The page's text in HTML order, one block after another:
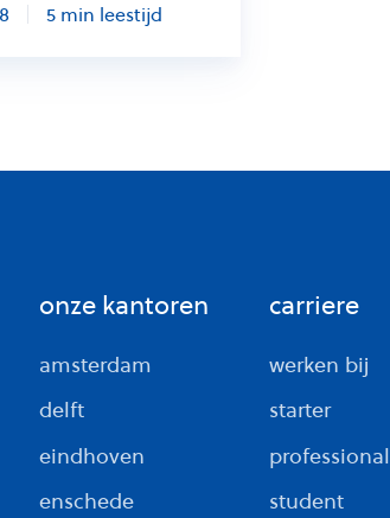
5 min leestijd
onze kantoren
amsterdam
delft
eindhoven
enschede
carriere
werken bij
starter
professional
student